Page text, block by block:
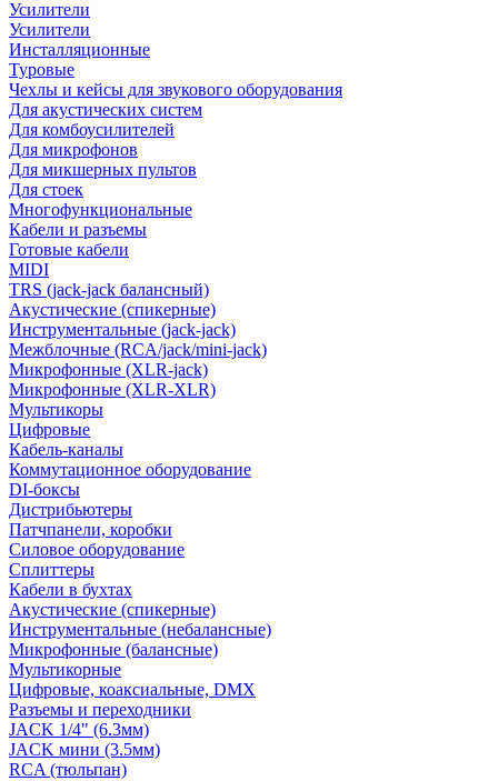
Усилители
Усилители
Инсталляционные
Туровые
Чехлы и кейсы для звукового оборудования
Для акустических систем
Для комбоусилителей
Для микрофонов
Для микшерных пультов
Для стоек
Многофункциональные
Кабели и разъемы
Готовые кабели
MIDI
TRS (jack-jack балансный)
Акустические (спикерные)
Инструментальные (jack-jack)
Межблочные (RCA/jack/mini-jack)
Микрофонные (XLR-jack)
Микрофонные (XLR-XLR)
Мультикоры
Цифровые
Кабель-каналы
Коммутационное оборудование
DI-боксы
Дистрибьютеры
Патчпанели, коробки
Силовое оборудование
Сплиттеры
Кабели в бухтах
Акустические (спикерные)
Инструментальные (небалансные)
Микрофонные (балансные)
Мультикорные
Цифровые, коаксиальные, DMX
Разъемы и переходники
JACK 1/4" (6.3мм)
JACK мини (3.5мм)
RCA (тюльпан)